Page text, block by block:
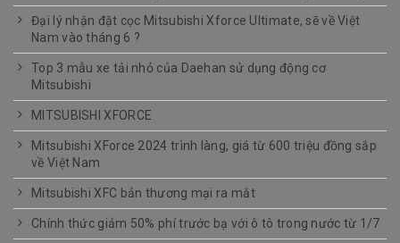
Đại lý nhận đặt cọc Mitsubishi Xforce Ultimate, sẽ về Việt
Nam vào tháng 6 ?
Top 3 mẫu xe tải nhỏ của Daehan sử dụng động cơ
Mitsubishi
MITSUBISHI XFORCE
Mitsubishi XForce 2024 trình làng, giá từ 600 triệu đồng sắp
về Việt Nam
Mitsubishi XFC bản thương mại ra mắt
Chính thức giảm 50% phí trước bạ với ô tô trong nước từ 1/7